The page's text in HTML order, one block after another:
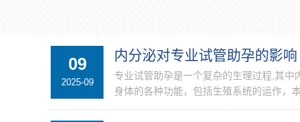
09
2025-09
内分泌对专业试管助孕的影响
专业试管助孕是一个复杂的生理过程,其
身体的各种功能，包括生殖系统的运作，